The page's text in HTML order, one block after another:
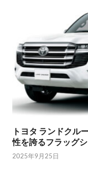
トヨタ ランドクル
性を誇るフラッグ
2025年9月25日